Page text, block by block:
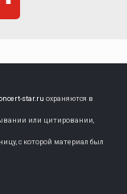
star.ru охраняются в
или цитировании,
с которой материал был